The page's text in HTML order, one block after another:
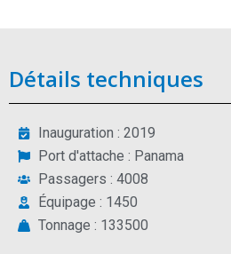
Détails techniques
Inauguration : 2019
Port d'attache : Panama
Passagers : 4008
Équipage : 1450
Tonnage : 133500